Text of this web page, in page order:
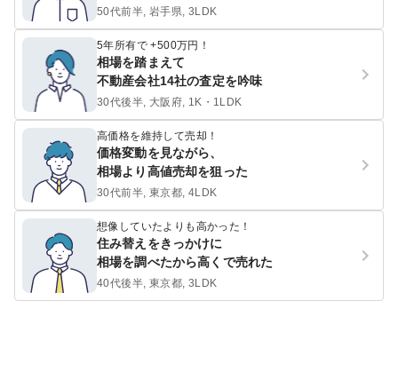
50代前半, 岩手県, 3LDK
5年所有で +500万円！
相場を踏まえて
不動産会社14社の査定を吟味
30代後半, 大阪府, 1K・1LDK
高価格を維持して売却！
価格変動を見ながら、
相場より高値売却を狙った
30代前半, 東京都, 4LDK
想像していたよりも高かった！
住み替えをきっかけに
相場を調べたから高くで売れた
40代後半, 東京都, 3LDK